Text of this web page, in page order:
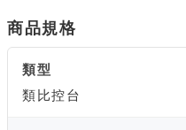
商品規格
類型
類比控台